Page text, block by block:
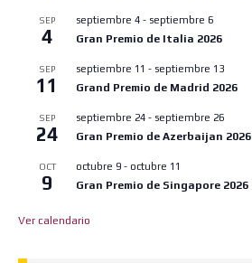
SEP
4
septiembre 4 - septiembre 6
Gran Premio de Italia 2026
SEP
11
septiembre 11 - septiembre 13
Grand Premio de Madrid 2026
SEP
24
septiembre 24 - septiembre 26
Gran Premio de Azerbaijan 2026
OCT
9
octubre 9 - octubre 11
Gran Premio de Singapore 2026
Ver calendario